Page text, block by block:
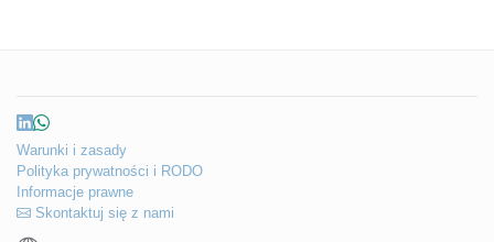
Warunki i zasady
Polityka prywatności i RODO
Informacje prawne
Skontaktuj się z nami